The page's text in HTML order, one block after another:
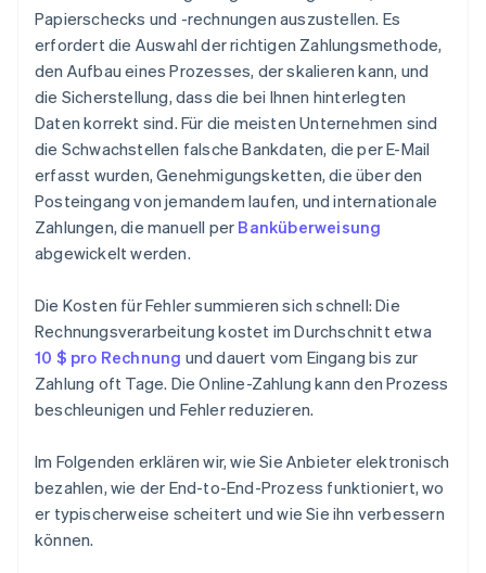
Papierschecks und -rechnungen auszustellen. Es
erfordert die Auswahl der richtigen Zahlungsmethode,
den Aufbau eines Prozesses, der skalieren kann, und
die Sicherstellung, dass die bei Ihnen hinterlegten
Daten korrekt sind. Für die meisten Unternehmen sind
die Schwachstellen falsche Bankdaten, die per E-Mail
erfasst wurden, Genehmigungsketten, die über den
Posteingang von jemandem laufen, und internationale
Zahlungen, die manuell per Banküberweisung
abgewickelt werden.
Die Kosten für Fehler summieren sich schnell: Die
Rechnungsverarbeitung kostet im Durchschnitt etwa
10 $ pro Rechnung und dauert vom Eingang bis zur
Zahlung oft Tage. Die Online-Zahlung kann den Prozess
beschleunigen und Fehler reduzieren.
Im Folgenden erklären wir, wie Sie Anbieter elektronisch
bezahlen, wie der End-to-End-Prozess funktioniert, wo
er typischerweise scheitert und wie Sie ihn verbessern
können.